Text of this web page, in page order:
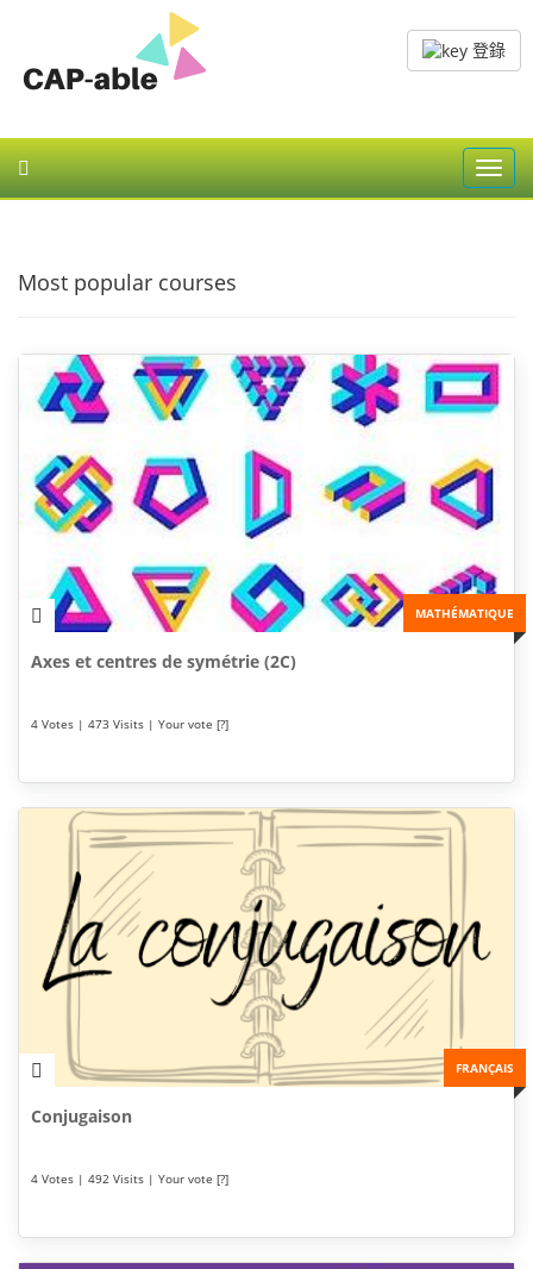
登錄
Most popular courses
MATHÉMATIQUE
Axes et centres de symétrie (2C)
4 Votes | 473 Visits | Your vote [?]
FRANÇAIS
Conjugaison
4 Votes | 492 Visits | Your vote [?]